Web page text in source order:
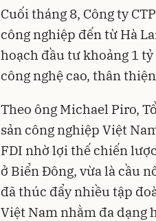
Cuối tháng 8, Công ty
công nghiệp đến từ Hà
hoạch đầu tư khoảng 1
công nghệ cao, thân
Theo ông Michael Piro,
sản công nghiệp Việt
FDI nhờ lợi thế chiến
ở Biển Đông, vừa là cầu
đã thúc đẩy nhiều tập
Việt Nam nhằm đa dạng